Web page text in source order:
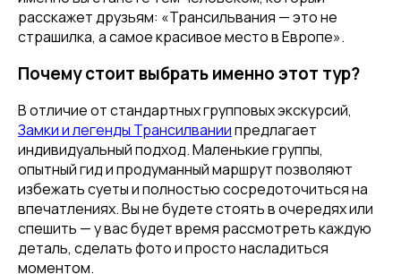
расскажет друзьям: «Трансильвания — это не
страшилка, а самое красивое место в Европе».
Почему стоит выбрать именно этот тур?
В отличие от стандартных групповых экскурсий,
Замки и легенды Трансилваниипредлагает
индивидуальный подход. Маленькие группы,
опытный гид и продуманный маршрут позволяют
избежать суеты и полностью сосредоточиться на
впечатлениях. Вы не будете стоять в очередях или
спешить — у вас будет время рассмотреть каждую
деталь, сделать фото и просто насладиться
моментом.